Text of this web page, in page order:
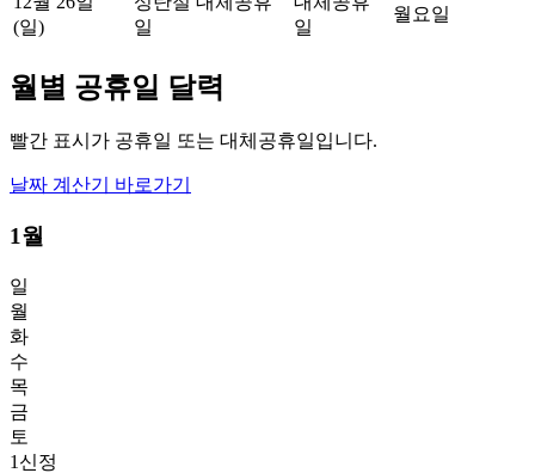
(일)
일
일
월요일
월별 공휴일 달력
빨간 표시가 공휴일 또는 대체공휴일입니다.
날짜 계산기 바로가기
1월
일
월
화
수
목
금
토
1 신정